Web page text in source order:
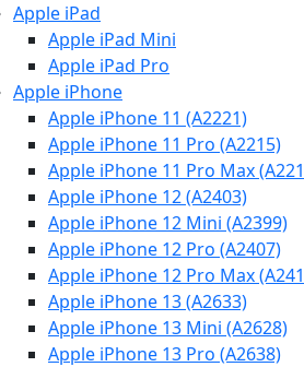
Apple iPad
Apple iPad Mini
Apple iPad Pro
Apple iPhone
Apple iPhone 11 (A2221)
Apple iPhone 11 Pro (A2215)
Apple iPhone 11 Pro Max
Apple iPhone 12 (A2403)
Apple iPhone 12 Mini (A2399)
Apple iPhone 12 Pro (A2407)
Apple iPhone 12 Pro Max
Apple iPhone 13 (A2633)
Apple iPhone 13 Mini (A2628)
Apple iPhone 13 Pro (A2638)